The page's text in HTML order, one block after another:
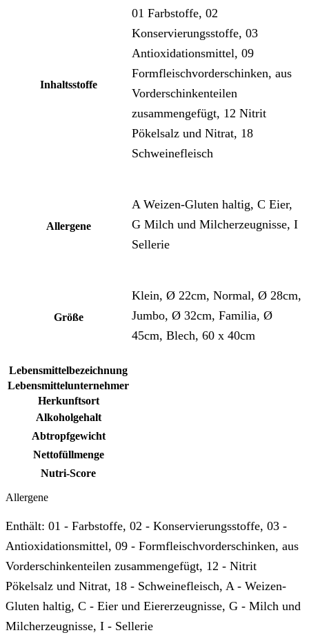
Inhaltsstoffe
01 Farbstoffe, 02
Konservierungsstoffe, 03
Antioxidationsmittel, 09
Formfleischvorderschinken, aus
Vorderschinkenteilen
zusammengefügt, 12 Nitrit
Pökelsalz und Nitrat, 18
Schweinefleisch
Allergene
A Weizen-Gluten haltig, C Eier,
G Milch und Milcherzeugnisse, I
Sellerie
Größe
Klein, Ø 22cm, Normal, Ø 28cm,
Jumbo, Ø 32cm, Familia, Ø
45cm, Blech, 60 x 40cm
Lebensmittelbezeichnung
Lebensmittelunternehmer
Herkunftsort
Alkoholgehalt
Abtropfgewicht
Nettofüllmenge
Nutri-Score
Allergene
Enthält: 01 - Farbstoffe, 02 - Konservierungsstoffe, 03 -
Antioxidationsmittel, 09 - Formfleischvorderschinken, aus
Vorderschinkenteilen zusammengefügt, 12 - Nitrit
Pökelsalz und Nitrat, 18 - Schweinefleisch, A - Weizen-
Gluten haltig, C - Eier und Eiererzeugnisse, G - Milch und
Milcherzeugnisse, I - Sellerie